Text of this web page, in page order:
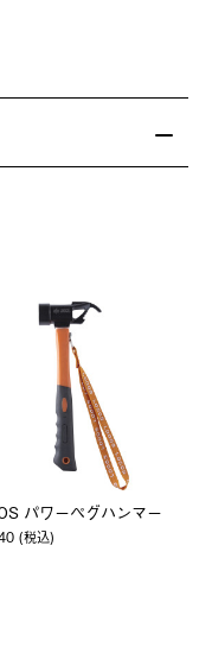
パワーペグハンマー
(税込)